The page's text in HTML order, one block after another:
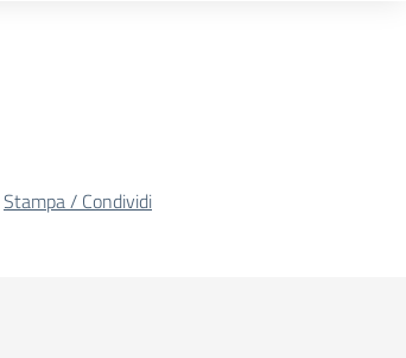
Stampa / Condividi